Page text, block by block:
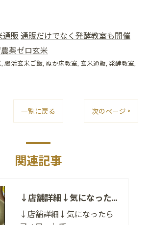
通販 通販だけでなく発酵教室も開催
薬ゼロ玄米
腸活玄米ご飯 ぬか床教室 玄米通販 発酵教室
一覧に戻る 次のページ >
関連記事
↓店舗詳細↓気になったらフォローして
↓店舗詳細↓気になったら